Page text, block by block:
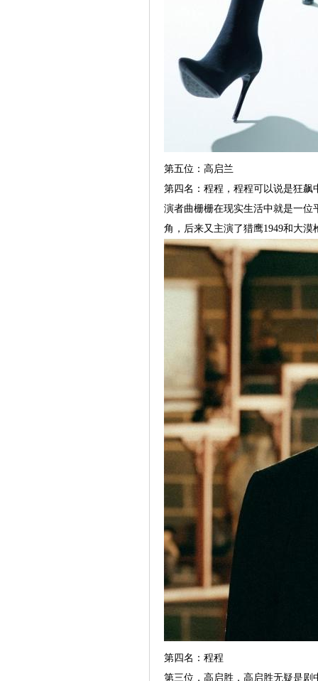
第五位：高启兰
第四名：程程，程程可以说是狂
演者曲栅栅在现实生活中就是一
角，后来又主演了猎鹰1949和大
第四名：程程
第三位，高启胜，高启胜无疑是